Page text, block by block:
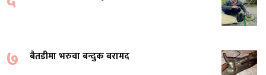
७ बैतडीमा भरुवा बन्दुक बरामद